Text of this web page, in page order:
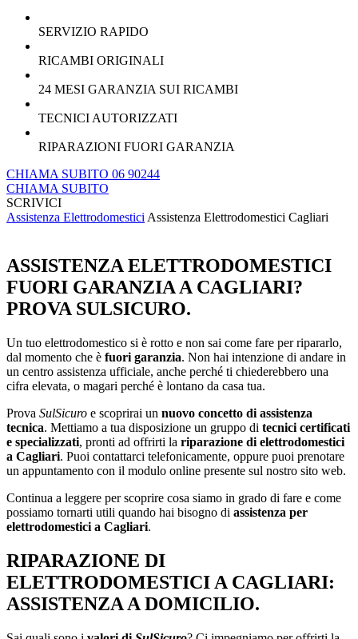
SERVIZIO RAPIDO
RICAMBI ORIGINALI
24 MESI GARANZIA SUI RICAMBI
TECNICI AUTORIZZATI
RIPARAZIONI FUORI GARANZIA
CHIAMA SUBITO 06 90244
CHIAMA SUBITO
SCRIVICI
Assistenza ElettrodomesticiAssistenza Elettrodomestici Cagliari
ASSISTENZA ELETTRODOMESTICI
FUORI GARANZIA A CAGLIARI?
PROVA SULSICURO.
Un tuo elettrodomestico si è rotto e non sai come fare per ripararlo,
dal momento che è fuori garanzia. Non hai intenzione di andare in
un centro assistenza ufficiale, anche perché ti chiederebbero una
cifra elevata, o magari perché è lontano da casa tua.
Prova SulSicuro e scoprirai un nuovo concetto di assistenza
tecnica. Mettiamo a tua disposizione un gruppo di tecnici certificati
e specializzati, pronti ad offrirti la riparazione di elettrodomestici
a Cagliari. Puoi contattarci telefonicamente, oppure puoi prenotare
un appuntamento con il modulo online presente sul nostro sito web.
Continua a leggere per scoprire cosa siamo in grado di fare e come
possiamo tornarti utili quando hai bisogno di assistenza per
elettrodomestici a Cagliari.
RIPARAZIONE DI
ELETTRODOMESTICI A CAGLIARI:
ASSISTENZA A DOMICILIO.